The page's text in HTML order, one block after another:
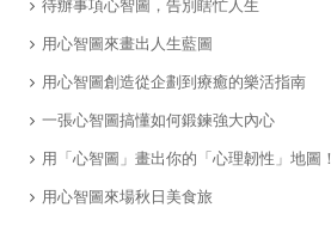
待辦事項心智圖，告別瞎忙人生
​用心智圖來畫出人生藍圖
用心智圖創造從企劃到療癒的樂活指南
一張心智圖搞懂如何鍛鍊強大內心
用「心智圖」畫出你的「心理韌性」地圖！
用心智圖來場秋日美食旅